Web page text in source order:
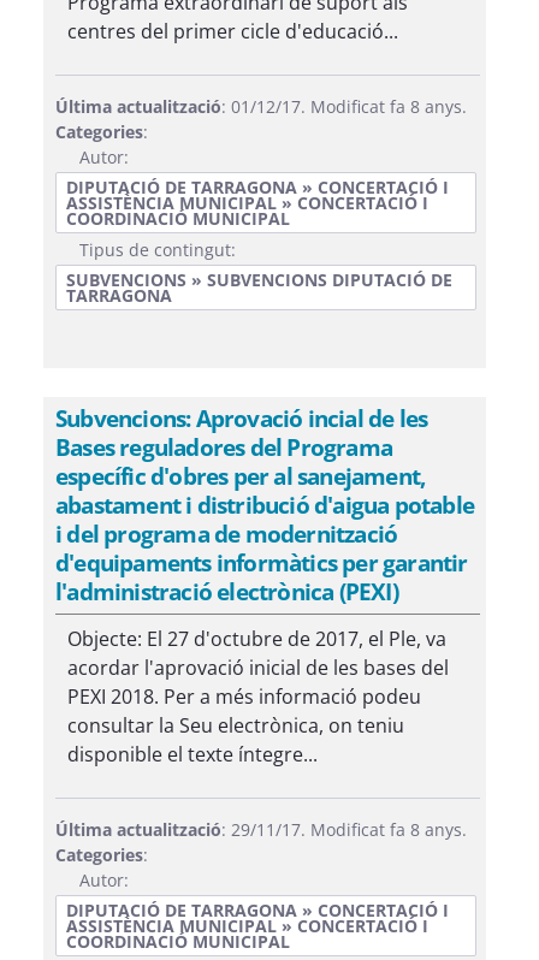
centres del primer cicle d'educació...
Última actualització: 01/12/17. Modificat fa 8 anys.
Categories:
Autor:
DIPUTACIÓ DE TARRAGONA » CONCERTACIÓ I
ASSISTÈNCIA MUNICIPAL » CONCERTACIÓ I
COORDINACIÓ MUNICIPAL
Tipus de contingut:
SUBVENCIONS » SUBVENCIONS DIPUTACIÓ DE
TARRAGONA
Subvencions: Aprovació incial de les
Bases reguladores del Programa
específic d'obres per al sanejament,
abastament i distribució d'aigua potable
i del programa de modernització
d'equipaments informàtics per garantir
l'administració electrònica (PEXI)
Objecte: El 27 d'octubre de 2017, el Ple, va
acordar l'aprovació inicial de les bases del
PEXI 2018. Per a més informació podeu
consultar la Seu electrònica, on teniu
disponible el texte íntegre...
Última actualització: 29/11/17. Modificat fa 8 anys.
Categories:
Autor:
DIPUTACIÓ DE TARRAGONA » CONCERTACIÓ I
ASSISTÈNCIA MUNICIPAL » CONCERTACIÓ I
COORDINACIÓ MUNICIPAL